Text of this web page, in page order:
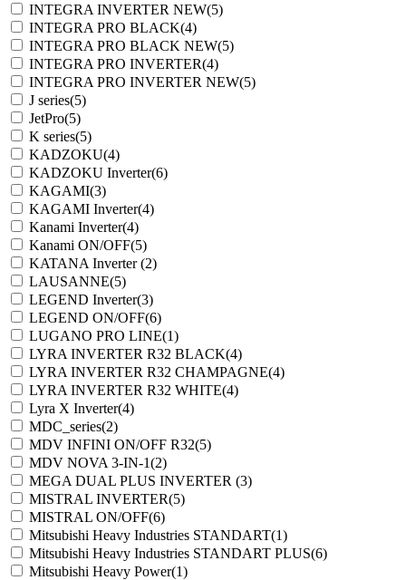
INTEGRA INVERTER NEW(5)
INTEGRA PRO BLACK(4)
INTEGRA PRO BLACK NEW(5)
INTEGRA PRO INVERTER(4)
INTEGRA PRO INVERTER NEW(5)
J series(5)
JetPro(5)
K series(5)
KADZOKU(4)
KADZOKU Inverter(6)
KAGAMI(3)
KAGAMI Inverter(4)
Kanami Inverter(4)
Kanami ON/OFF(5)
KATANA Inverter(2)
LAUSANNE(5)
LEGEND Inverter(3)
LEGEND ON/OFF(6)
LUGANO PRO LINE(1)
LYRA INVERTER R32 BLACK(4)
LYRA INVERTER R32 CHAMPAGNE(4)
LYRA INVERTER R32 WHITE(4)
Lyra X Inverter(4)
MDC_series(2)
MDV INFINI ON/OFF R32(5)
MDV NOVA 3-IN-1(2)
MEGA DUAL PLUS INVERTER (3)
MISTRAL INVERTER(5)
MISTRAL ON/OFF(6)
Mitsubishi Heavy Industries STANDART(1)
Mitsubishi Heavy Industries STANDART PLUS(6)
Mitsubishi Heavy Power(1)